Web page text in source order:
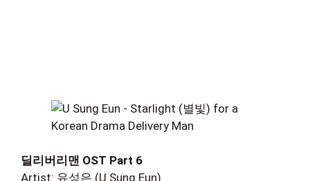
딜리버리맨 OST Part 6
Artist: 유성은 (U Sung Eun)